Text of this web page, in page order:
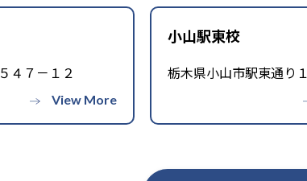
４７－１２
小山駅東校
栃木県小山市駅東通り